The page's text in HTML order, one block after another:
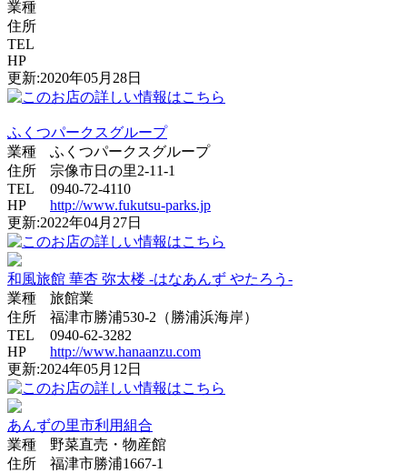
業種
住所
TEL
HP
更新:2020年05月28日
ふくつパークスグループ
業種
ふくつパークスグループ
住所
宗像市日の里2-11-1
TEL
0940-72-4110
HP
http://www.fukutsu-parks.jp
更新:2022年04月27日
和風旅館 華杏 弥太楼 -はなあんず やたろう-
業種
旅館業
住所
福津市勝浦530-2（勝浦浜海岸）
TEL
0940-62-3282
HP
http://www.hanaanzu.com
更新:2024年05月12日
あんずの里市利用組合
業種
野菜直売・物産館
住所
福津市勝浦1667-1